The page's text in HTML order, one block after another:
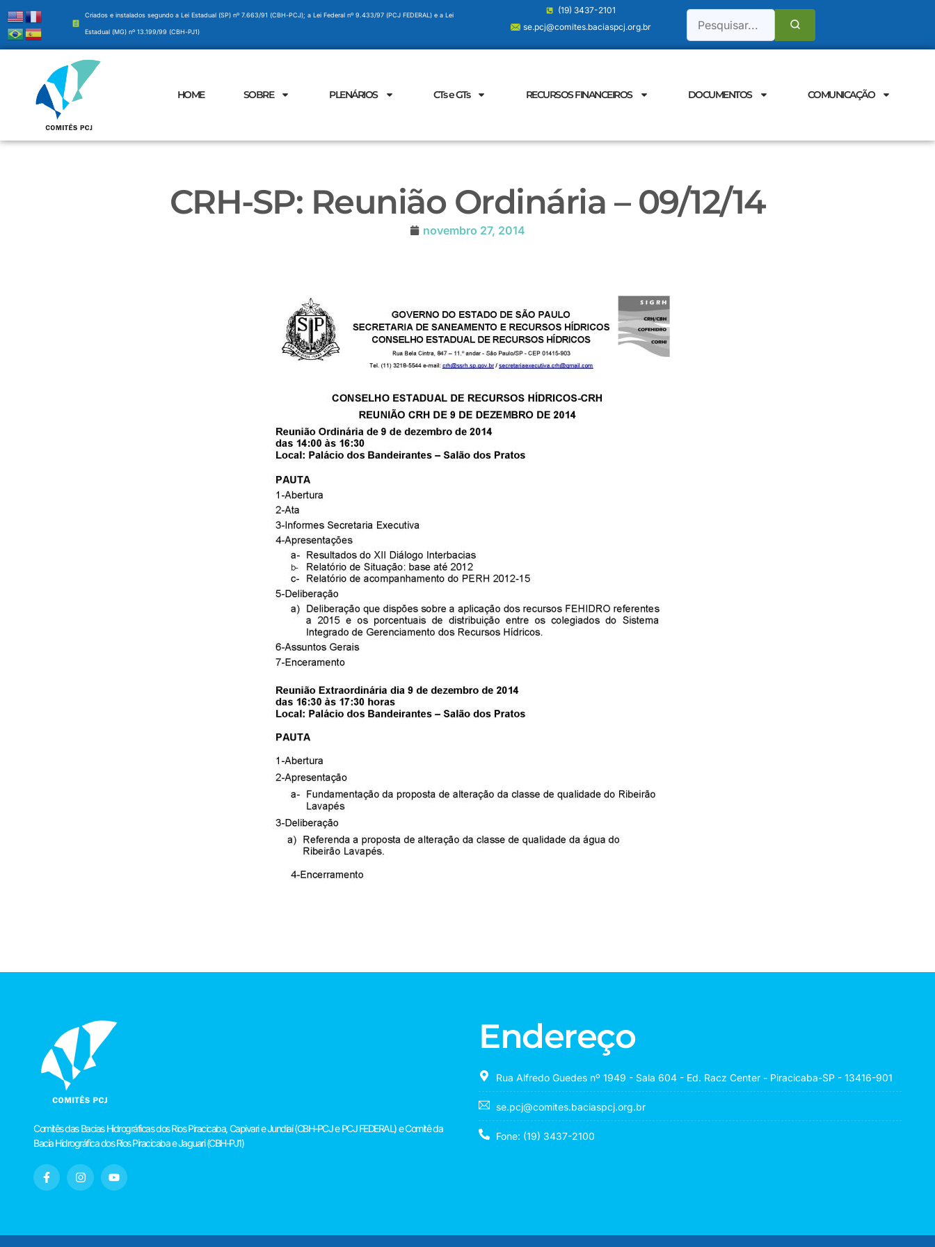
Criados e instalados segundo a Lei Estadual (SP) nº 7.663/91 (CBH-PCJ); a Lei Federal nº 9.433/97 (PCJ FEDERAL) e a Lei
Estadual (MG) nº 13.199/99 (CBH-PJ1)
(19) 3437-2101
se.pcj@comites.baciaspcj.org.br
HOME SOBRE PLENÁRIOS CTs e GTs RECURSOS FINANCEIROS DOCUMENTOS COMUNICAÇÃO
CRH-SP: Reunião Ordinária – 09/12/14
novembro 27, 2014
Comitês das Bacias Hidrográficas dos Rios Piracicaba, Capivari e Jundiaí (CBH-PCJ e PCJ FEDERAL) e Comitê da
Bacia Hidrográfica dos Rios Piracicaba e Jaguari (CBH-PJ1)
Endereço
Rua Alfredo Guedes nº 1949 - Sala 604 - Ed. Racz Center - Piracicaba-SP - 13416-901
se.pcj@comites.baciaspcj.org.br
Fone: (19) 3437-2100